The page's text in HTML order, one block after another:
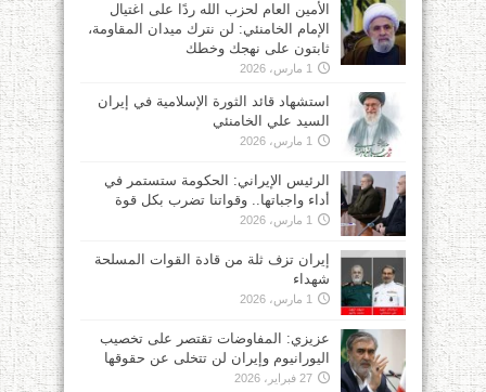
الأمين العام لحزب الله ردًا على اغتيال
الإمام الخامنئي: لن نترك ميدان المقاومة،
ثابتون على نهجك وخطك
1 مارس، 2026
استشهاد قائد الثورة الإسلامية في إيران
السيد علي الخامنئي
1 مارس، 2026
الرئيس الإيراني: الحكومة ستستمر في
أداء واجباتها.. وقواتنا تضرب بكل قوة
1 مارس، 2026
إيران تزف ثلة من قادة القوات المسلحة
شهداء
1 مارس، 2026
عزيزي: المفاوضات تقتصر على تخصيب
اليورانيوم وإيران لن تتخلى عن حقوقها
27 فبراير، 2026